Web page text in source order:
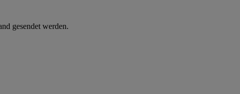
gesendet werden.